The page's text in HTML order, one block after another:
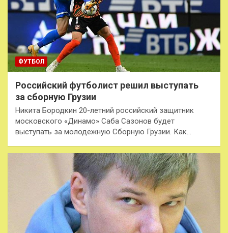
ФУТБОЛ
Российский футболист решил выступать
за сборную Грузии
Никита Бородкин 20-летний российский защитник
московского «Динамо» Саба Сазонов будет
выступать за молодежную Сборную Грузии. Как…